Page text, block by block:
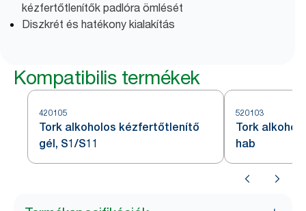
kézfertőtlenítők padlóra ömlését
Diszkrét és hatékony kialakítás
Kompatibilis termékek
420105
Tork alkoholos kézfertőtlenítő
gél, S1/S11
520103
Tork
hab